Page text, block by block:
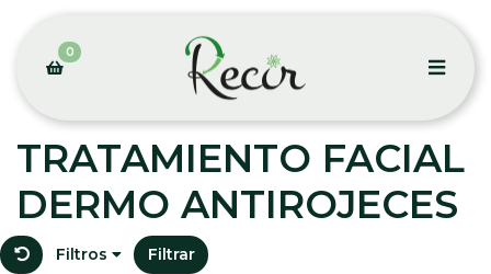
0
TRATAMIENTO FACIAL
DERMO ANTIROJECES
Filtros
Filtrar